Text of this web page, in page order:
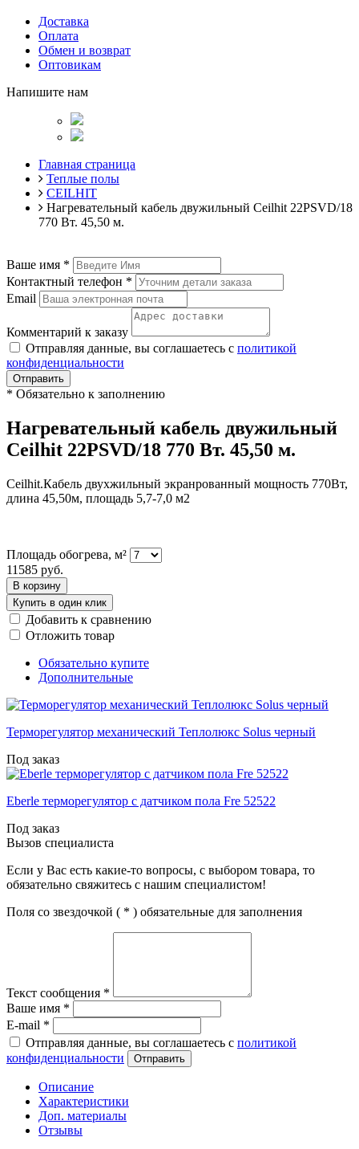
Доставка
Оплата
Обмен и возврат
Оптовикам
Напишите нам
Главная страница
Теплые полы
CEILHIT
Нагревательный кабель двужильный Ceilhit 22PSVD/18
770 Вт. 45,50 м.
Ваше имя *
Контактный телефон *
Email
Комментарий к заказу
Отправляя данные, вы соглашаетесь с политикой
конфиденциальности
Отправить
* Обязательно к заполнению
Нагревательный кабель двужильный
Ceilhit 22PSVD/18 770 Вт. 45,50 м.
Ceilhit.Кабель двухжильный экранрованный мощность 770Вт,
длина 45,50м, площадь 5,7-7,0 м2
Площадь обогрева, м²
11585 руб.
В корзину
Купить в один клик
Добавить к сравнению
Отложить товар
Обязательно купите
Дополнительные
Терморегулятор механический Теплолюкс Solus черный
Под заказ
Eberle терморегулятор с датчиком пола Fre 52522
Под заказ
Вызов специалиста
Если у Вас есть какие-то вопросы, с выбором товара, то
обязательно свяжитесь с нашим специалистом!
Поля со звездочкой ( * ) обязательные для заполнения
Текст сообщения *
Ваше имя *
E-mail *
Отправляя данные, вы соглашаетесь с политикой
конфиденциальности
Отправить
Описание
Характеристики
Доп. материалы
Отзывы